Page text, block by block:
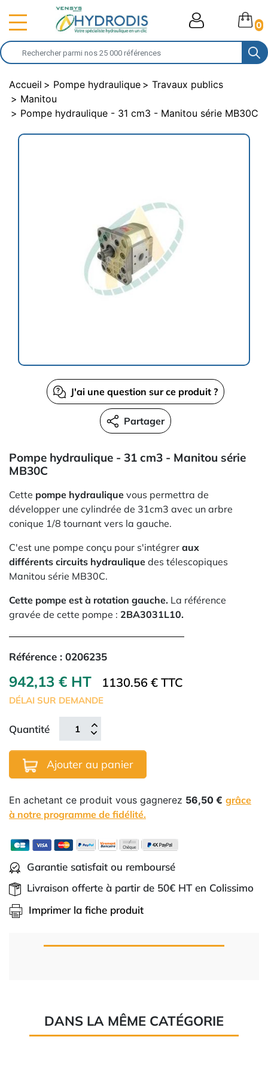
0
Accueil Pompe hydraulique
Travaux publics
Manitou
Pompe hydraulique - 31 cm3 - Manitou série MB30C
J'ai une question sur ce produit ?
Partager
Pompe hydraulique - 31 cm3 - Manitou série
MB30C
Cette pompe hydraulique vous permettra de
développer une cylindrée de 31cm3 avec un arbre
conique 1/8 tournant vers la gauche.
C'est une pompe conçu pour s'intégrer aux
différents circuits hydraulique des télescopiques
Manitou série MB30C.
Cette pompe est à rotation gauche. La référence
gravée de cette pompe : 2BA3031L10.
Référence : 0206235
942,13 € HT 1130.56 € TTC
DÉLAI SUR DEMANDE
Quantité
Ajouter au panier
En achetant ce produit vous gagnerez 56,50 € grâce
à notre programme de fidélité.
Garantie satisfait ou remboursé
Livraison offerte à partir de 50€ HT en Colissimo
Imprimer la fiche produit
DANS LA MÊME CATÉGORIE